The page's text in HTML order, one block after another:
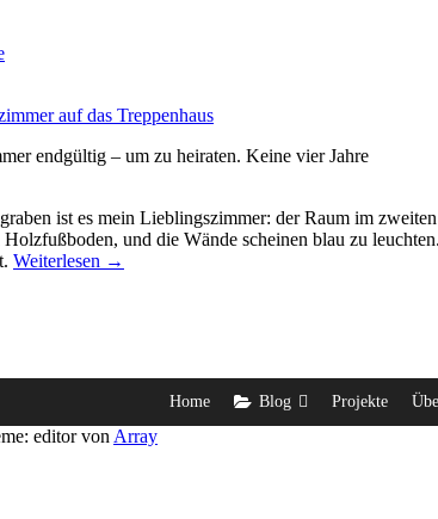
endgültig – um zu heiraten. Keine vier Jahre
ist es mein Lieblingszimmer: der Raum im
und die Wände scheinen blau zu
Weiterlesen →
Home Blog Projekte
editor von Array